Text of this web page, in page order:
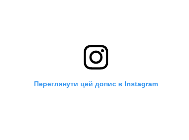
Переглянути цей допис в Instagram